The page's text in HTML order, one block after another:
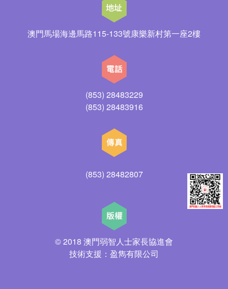
澳門馬場海邊馬路115-133號康樂新村第一座2樓
(853) 28483229
(853) 28483916
(853) 28482807
© 2018 澳門弱智人士家長協進會
技術支援：盈雋有限公司